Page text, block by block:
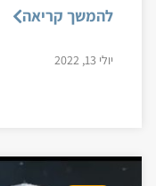
להמשך קריאה
יולי 13, 2022